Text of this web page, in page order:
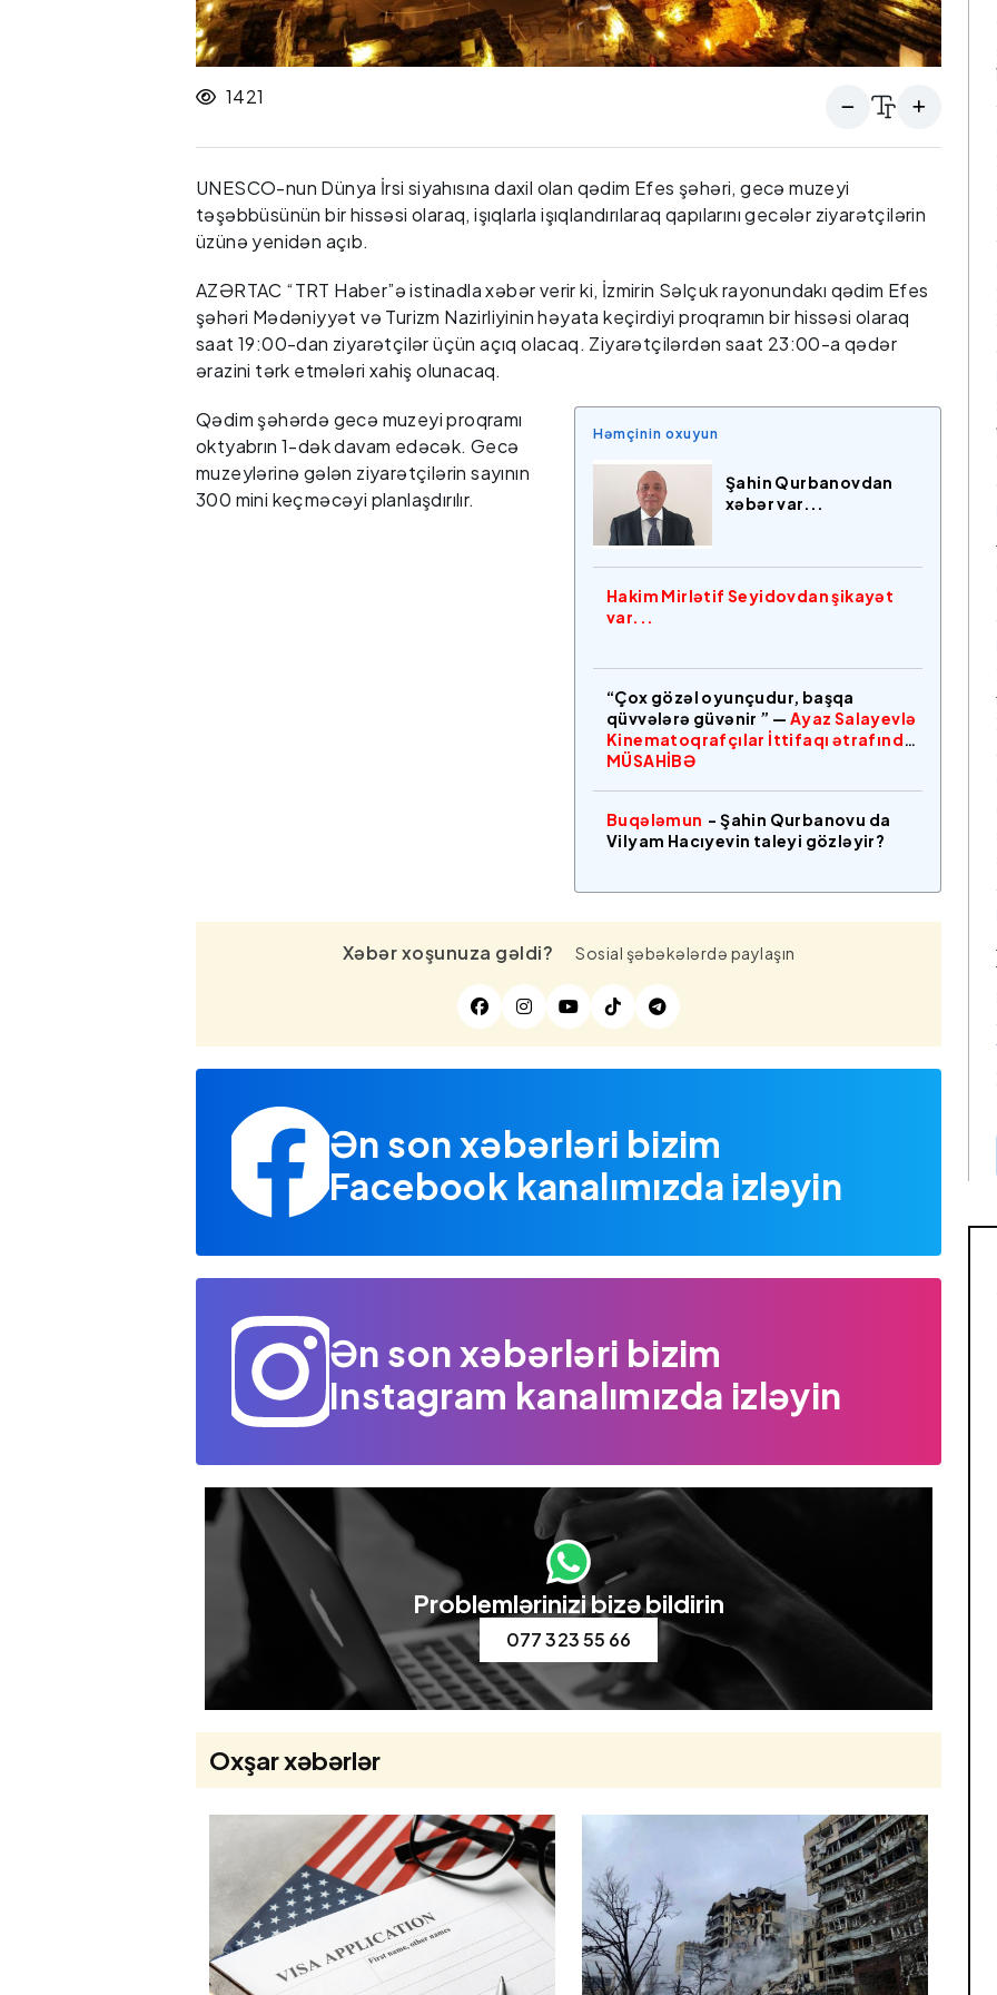
1421
UNESCO-nun Dünya İrsi siyahısına daxil olan qədim Efes şəhəri, gecə muzeyi
təşəbbüsünün bir hissəsi olaraq, işıqlarla işıqlandırılaraq qapılarını gecələr ziyarətçilərin
üzünə yenidən açıb.
AZƏRTAC “TRT Haber”ə istinadla xəbər verir ki, İzmirin Səlçuk rayonundakı qədim Efes
şəhəri Mədəniyyət və Turizm Nazirliyinin həyata keçirdiyi proqramın bir hissəsi olaraq
saat 19:00-dan ziyarətçilər üçün açıq olacaq. Ziyarətçilərdən saat 23:00-a qədər
ərazini tərk etmələri xahiş olunacaq.
Həmçinin oxuyun
Şahin Qurbanovdan
xəbər var...
Hakim Mirlətif Seyidovdan şikayət
var...
“Çox gözəl oyunçudur, başqa
qüvvələrə güvənir ” — Ayaz Salayevlə
Kinematoqrafçılar İttifaqı ətrafında
MÜSAHİBƏ
Buqələmun - Şahin Qurbanovu da
Vilyam Hacıyevin taleyi gözləyir?
Qədim şəhərdə gecə muzeyi proqramı
oktyabrın 1-dək davam edəcək. Gecə
muzeylərinə gələn ziyarətçilərin sayının
300 mini keçməcəyi planlaşdırılır.
Xəbər xoşunuza gəldi? Sosial şəbəkələrdə paylaşın
Ən son xəbərləri bizim
Facebook kanalımızda izləyin
Ən son xəbərləri bizim
Instagram kanalımızda izləyin
Problemlərinizi bizə bildirin
077 323 55 66
Oxşar xəbərlər